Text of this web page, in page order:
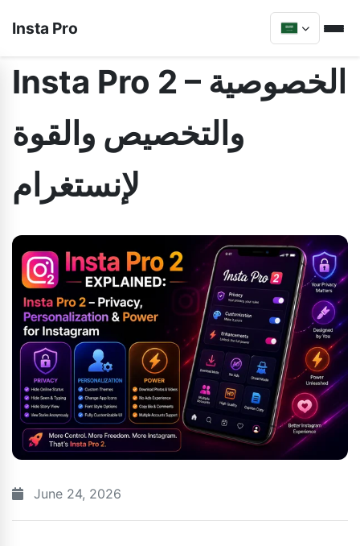
Insta Pro
Insta Pro 2 – الخصوصية
والتخصيص والقوة
لإنستغرام
June 24, 2026